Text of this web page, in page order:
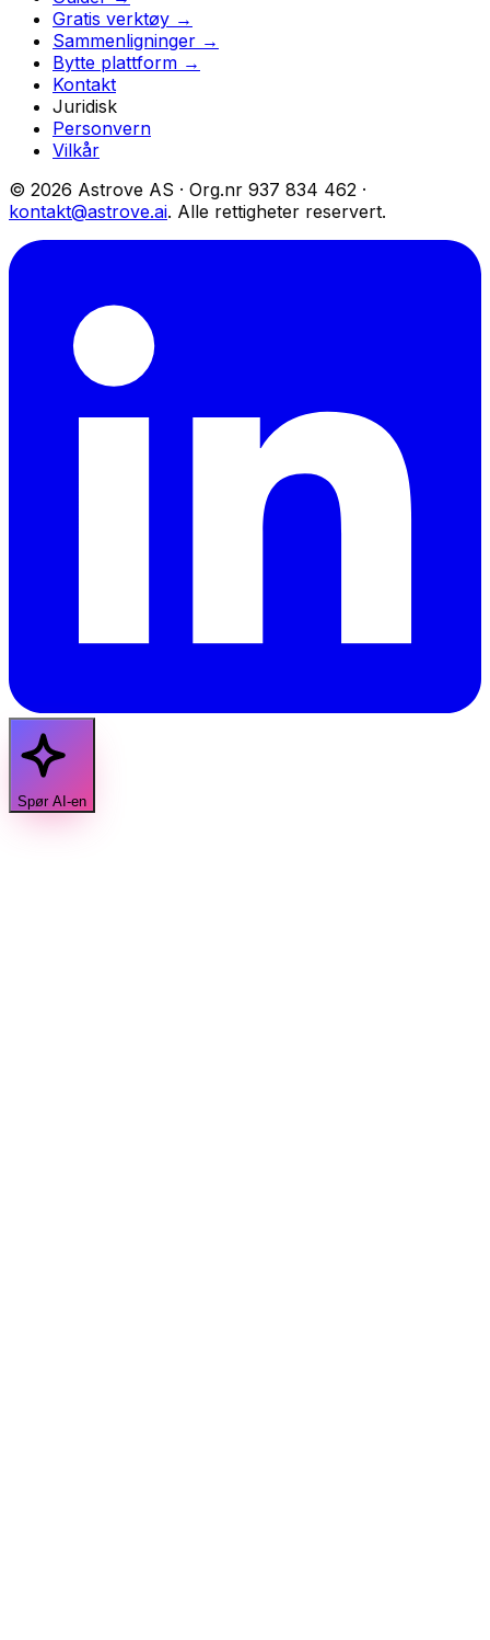
Gratis verktøy →
Sammenligninger →
Bytte plattform →
Kontakt
Juridisk
Personvern
Vilkår
© 2026 Astrove AS · Org.nr 937 834 462 ·
kontakt@astrove.ai. Alle rettigheter reservert.
Spør AI-en